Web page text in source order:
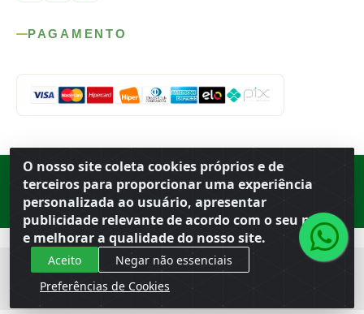
O nosso site coleta cookies próprios e de
terceiros para proporcionar uma experiência
personalizada ao usuário, apresentar
publicidade relevante de acordo com o seu perfil
e melhorar a qualidade do nosso site.
Aceito
Negar não essenciais
Preferências de Cookies
PAGAMENTO
Rod. SP-215, s/n, km 98 — Área Rural Porto Ferreira ·BR
· CEP
· CNPJ 56.679.863/0001-91
© 2026 Atacado Ideal